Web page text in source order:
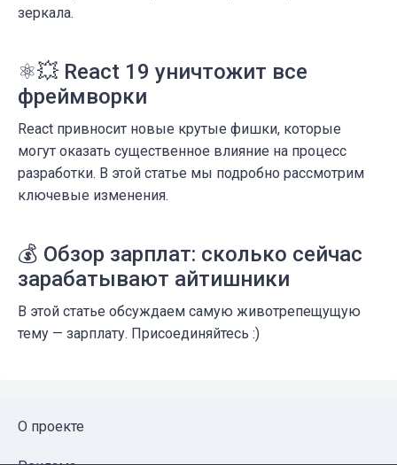
зеркала.
⚛️💥 React 19 уничтожит все
фреймворки
React привносит новые крутые фишки, которые
могут оказать существенное влияние на процесс
разработки. В этой статье мы подробно рассмотрим
ключевые изменения.
💰 Обзор зарплат: сколько сейчас
зарабатывают айтишники
В этой статье обсуждаем самую животрепещущую
тему — зарплату. Присоединяйтесь :)
О проекте